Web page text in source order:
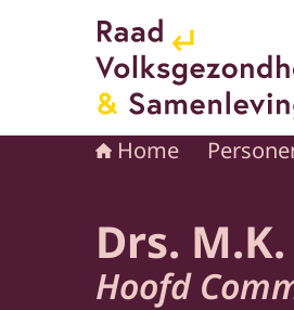
Naar de homepage
Home
Drs.
Hoofd